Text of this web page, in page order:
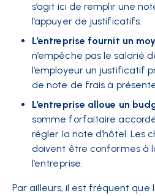
s’agit ici de remplir une
l’appuyer de justificatifs.
L’entreprise fournit un
n’empêche pas le salarié
l’employeur un justificatif
de note de frais à
L’entreprise alloue un
somme forfaitaire
régler la note d’hôtel. Les
doivent être conformes à
l’entreprise.
Par ailleurs, il est fréquent que